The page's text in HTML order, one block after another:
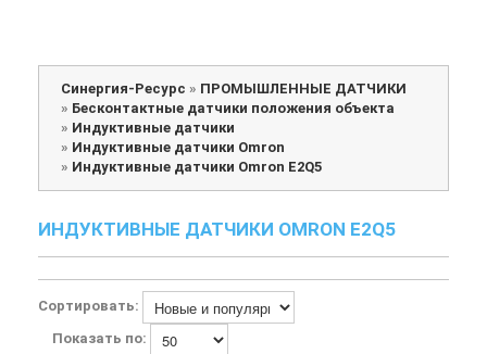
Синергия-Ресурс » ПРОМЫШЛЕННЫЕ ДАТЧИКИ
» Бесконтактные датчики положения объекта
» Индуктивные датчики
» Индуктивные датчики Omron
» Индуктивные датчики Omron E2Q5
ИНДУКТИВНЫЕ ДАТЧИКИ OMRON E2Q5
Сортировать:
Показать по: